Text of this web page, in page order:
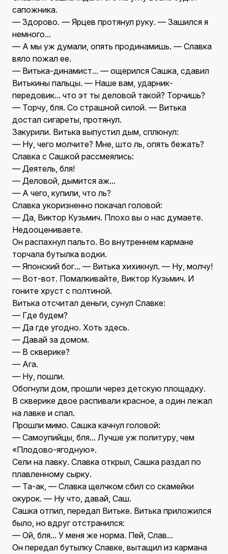
сапожника.
— Здорово. — Ярцев протянул руку. — Зашился я
немного...
— А мы уж думали, опять продинамишь. — Славка
вяло пожал ее.
— Витька-динамист... — ощерился Сашка, сдавил
Витькины пальцы. — Наше вам, ударник-
передовик... что эт ты деловой такой? Торчишь?
— Торчу, бля. Со страшной силой. — Витька
достал сигареты, протянул.
Закурили. Витька выпустил дым, сплюнул:
— Ну, чего молчите? Мне, што ль, опять бежать?
Славка с Сашкой рассмеялись:
— Деятель, бля!
— Деловой, дымится аж...
— А чего, купили, что ль?
Славка укоризненно покачал головой:
— Да, Виктор Кузьмич. Плохо вы о нас думаете.
Недооцениваете.
Он распахнул пальто. Во внутреннем кармане
торчала бутылка водки.
— Японский бог... — Витька хихикнул. — Ну, молчу!
— Вот-вот. Помалкивайте, Виктор Кузьмич. И
гоните хруст с полтиной.
Витька отсчитал деньги, сунул Славке:
— Где будем?
— Да где угодно. Хоть здесь.
— Давай за домом.
— В скверике?
— Ага.
— Ну, пошли.
Обогнули дом, прошли через детскую площадку.
В скверике двое распивали красное, а один лежал
на лавке и спал.
Прошли мимо. Сашка качнул головой:
— Самоупийцы, бля... Лучше уж политуру, чем
«Плодово-ягодную».
Сели на лавку. Славка открыл, Сашка раздал по
плавленному сырку.
— Та-ак, — Славка щелчком сбил со скамейки
окурок. — Ну что, давай, Саш.
Сашка отпил, передал Витьке. Витька приложился
было, но вдруг отстранился:
— Ой, бля... У меня же норма. Пей, Слав...
Он передал бутылку Славке, вытащил из кармана